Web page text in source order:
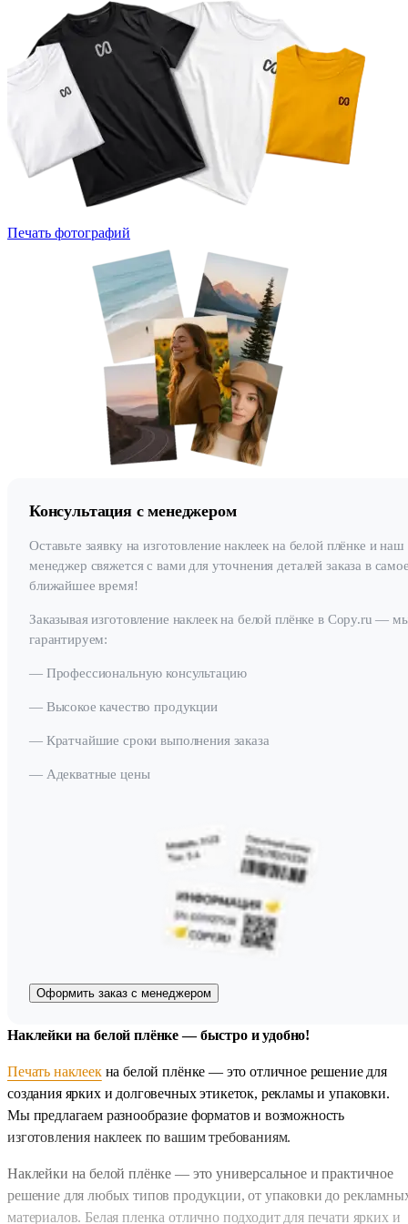
Печать фотографий
Консультация с менеджером
Оставьте заявку на изготовление наклеек на белой плёнке и наш
менеджер свяжется с вами для уточнения деталей заказа в
ближайшее время!
Заказывая изготовление наклеек на белой плёнке в Copy.ru —
гарантируем:
— Профессиональную консультацию
— Высокое качество продукции
— Кратчайшие сроки выполнения заказа
— Адекватные цены
Оформить заказ с менеджером
Наклейки на белой плёнке — быстро и удобно!
Печать наклеекна белой плёнке — это отличное решение для
создания ярких и долговечных этикеток, рекламы и упаковки.
Мы предлагаем разнообразие форматов и возможность
изготовления наклеек по вашим требованиям.
Наклейки на белой плёнке — это универсальное и практичное
решение для любых типов продукции, от упаковки до
материалов. Белая пленка отлично подходит для печати ярких и